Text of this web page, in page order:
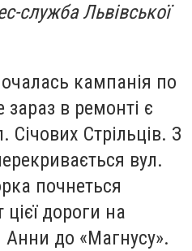
служба Львівської
кампанія по
в ремонті є
Січових Стрільців. З
вул.
почнеться
дороги на
Анни до «Магнусу».